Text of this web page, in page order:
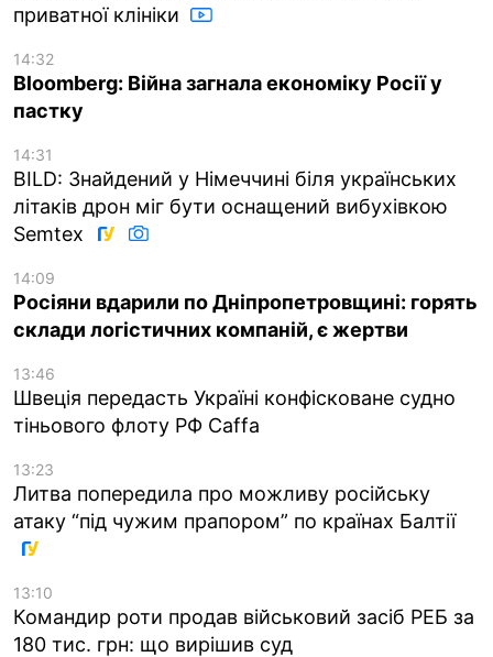
приватної клініки
14:32
Bloomberg: Війна загнала економіку Росії у
пастку
14:31
BILD: Знайдений у Німеччині біля українських
літаків дрон міг бути оснащений вибухівкою
Semtex
14:09
Росіяни вдарили по Дніпропетровщині: горять
склади логістичних компаній, є жертви
13:46
Швеція передасть Україні конфісковане судно
тіньового флоту РФ Caffa
13:23
Литва попередила про можливу російську
атаку “під чужим прапором” по країнах Балтії
13:10
Командир роти продав військовий засіб РЕБ за
180 тис. грн: що вирішив суд